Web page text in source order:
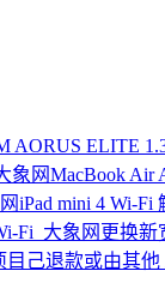
MacBook Air
iPad mini 4 Wi-Fi
更换新